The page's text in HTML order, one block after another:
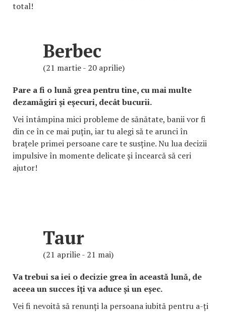
total!
Berbec
(21 martie - 20 aprilie)
Pare a fi o lună grea pentru tine, cu mai multe
dezamăgiri și eșecuri, decât bucurii.
Vei întâmpina mici probleme de sănătate, banii vor fi
din ce în ce mai puțin, iar tu alegi să te arunci în
brațele primei persoane care te susține. Nu lua decizii
impulsive în momente delicate și încearcă să ceri
ajutor!
Taur
(21 aprilie - 21 mai)
Va trebui sa iei o decizie grea în această lună, de
aceea un succes îți va aduce și un eșec.
Vei fi nevoită să renunți la persoana iubită pentru a-ți